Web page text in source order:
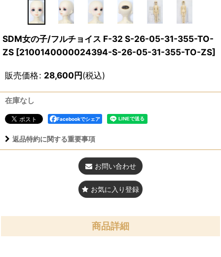
SDM女の子/フルチョイス F-32 S-26-05-31-355-TO-
ZS [2100140000024394-S-26-05-31-355-TO-ZS]
販売価格: 28,600円(税込)
在庫なし
Facebookでシェア
返品特約に関する重要事項
お問い合わせ
お気に入り登録
商品詳細